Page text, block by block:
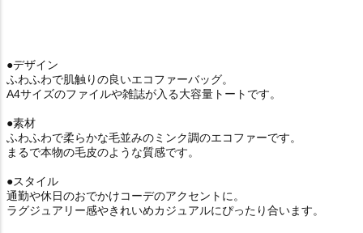
●デザイン
ふわふわで肌触りの良いエコファーバッグ。
A4サイズのファイルや雑誌が入る大容量トートです。
●素材
ふわふわで柔らかな毛並みのミンク調のエコファーです。
まるで本物の毛皮のような質感です。
●スタイル
通勤や休日のおでかけコーデのアクセントに。
ラグジュアリー感やきれいめカジュアルにぴったり合います。